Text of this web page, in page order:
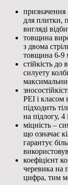
призначення
для плитки,
вигляді
товщина
з двома
товщина 6-9
стійкість до
силуету
PEI і класом
підходить
на підлогу,
міцність –
що означає
гарантує
коефіцієнт
черевика на
цифра, тим